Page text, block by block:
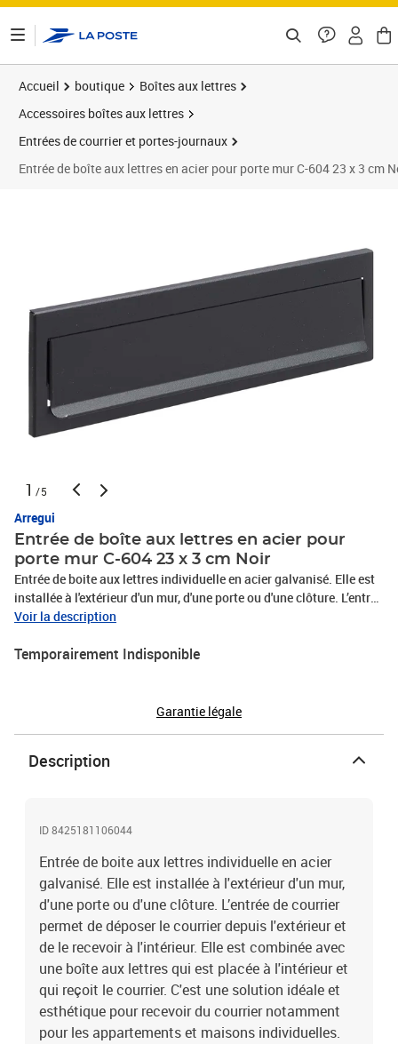
Accueil boutique
Boîtes aux lettres
Accessoires boîtes aux lettres
Entrées de courrier et portes-journaux
Entrée de boîte aux lettres en acier pour porte mur C-604 23 x 3 cm
1 /5
Arregui
Entrée de boîte aux lettres en acier pour
porte mur C-604 23 x 3 cm Noir
Entrée de boite aux lettres individuelle en acier galvanisé. Elle est
installée à l'extérieur d'un mur, d'une porte ou d'une clôture. L’entrée
de courrier permet de déposer le courrier depuis l'extérieur et de le
qui est placée à l'intérieur et qui reçoit le courrier. C'est une
principales :- Dimensions extérieures (largeur x hauteur) : 24,8 x
à la corrosion et très durable.- Conforme à la norme européenne
l'installer avec la boîte aux lettres de la collection Arregui (à
acheter séparément), qui peut être le modèle V4091, V4094 ou
V4097
Voir la description
Temporairement Indisponible
Garantie légale
Description
ID 8425181106044
Entrée de boite aux lettres individuelle en acier
galvanisé. Elle est installée à l'extérieur d'un mur,
d'une porte ou d'une clôture. L’entrée de courrier
permet de déposer le courrier depuis l'extérieur et
de le recevoir à l'intérieur. Elle est combinée avec
une boîte aux lettres qui est placée à l'intérieur et
qui reçoit le courrier. C'est une solution idéale et
esthétique pour recevoir du courrier notamment
pour les appartements et maisons individuelles.